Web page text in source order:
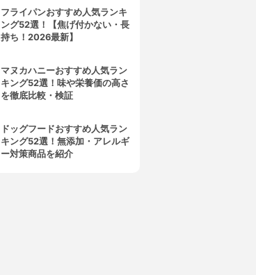
フライパンおすすめ人気ランキ
ング52選！【焦げ付かない・長
持ち！2026最新】
マヌカハニーおすすめ人気ラン
キング52選！味や栄養価の高さ
を徹底比較・検証
ドッグフードおすすめ人気ラン
キング52選！無添加・アレルギ
ー対策商品を紹介